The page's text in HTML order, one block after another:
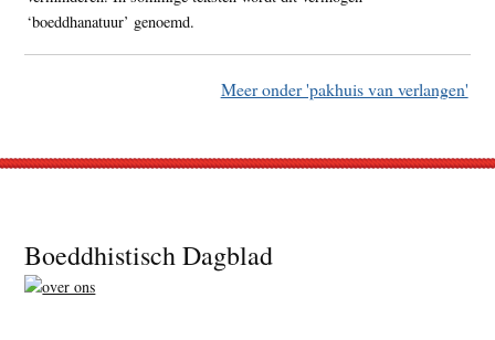
‘boeddhanatuur’ genoemd.
Meer onder 'pakhuis van verlangen'
Footer
Boeddhistisch Dagblad